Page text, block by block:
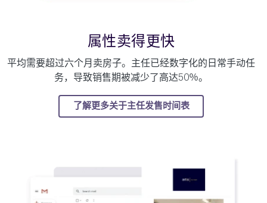
属性卖得更快
平均需要超过六个月卖房子。主任已经数字化的日常手动任
务，导致销售期被减少了高达50％。
了解更多关于主任发售时间表